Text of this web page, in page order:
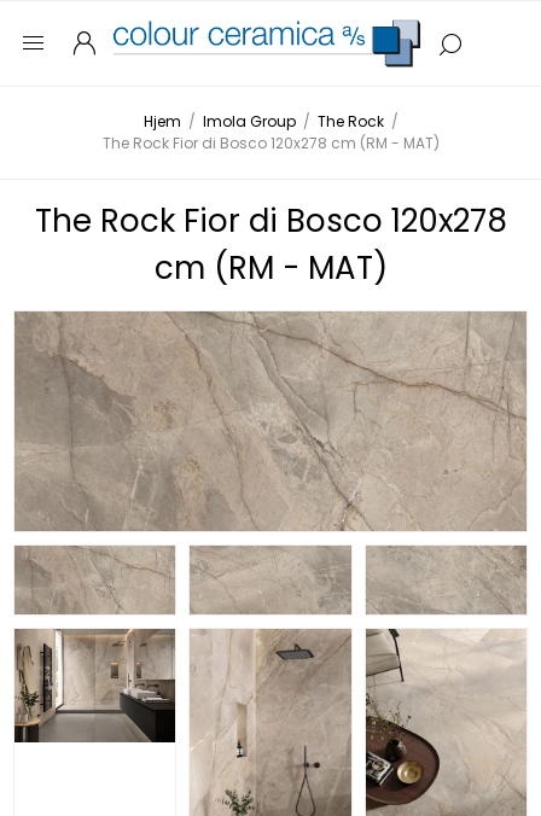
Hjem / Imola Group / The Rock /
The Rock Fior di Bosco 120x278 cm (RM - MAT)
The Rock Fior di Bosco 120x278
cm (RM - MAT)